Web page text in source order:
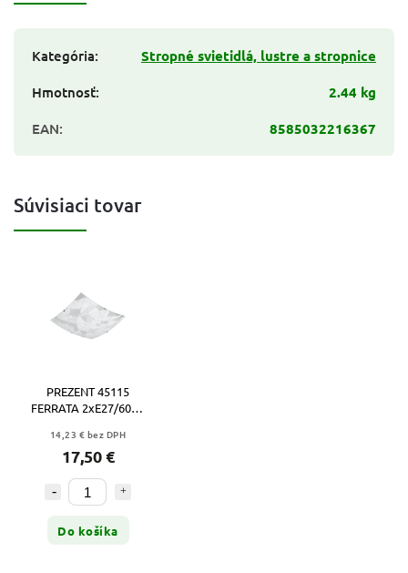
Kategória:
Stropné svietidlá, lustre a stropnice
Hmotnosť:
2.44 kg
EAN: 8585032216367
Súvisiaci tovar
PREZENT 45115
FERRATA 2xE27/60W,
14,23 € bez DPH
17,50 €
Do košíka